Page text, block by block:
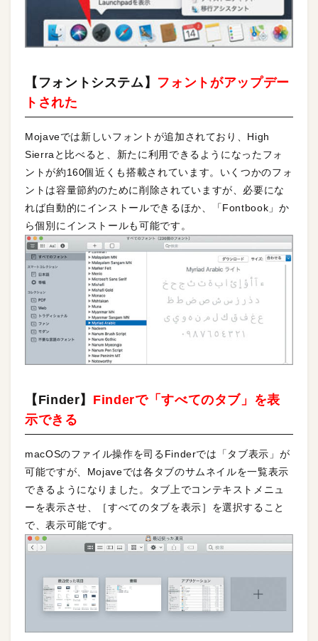
【フォントシステム】 フォントがアップデー
トされた
Mojaveでは新しいフォントが追加されており、High
Sierraと比べると、新たに利用できるようになったフォ
ントが約160個近くも搭載されています。いくつかのフォ
ントは容量節約のために削除されていますが、必要にな
れば自動的にインストールできるほか、「Fontbook」か
ら個別にインストールも可能です。
【Finder】 Finderで「すべてのタブ」を表
示できる
macOSのファイル操作を司るFinderでは「タブ表示」が
可能ですが、Mojaveでは各タブのサムネイルを一覧表示
できるようになりました。タブ上でコンテキストメニュ
ーを表示させ、［すべてのタブを表示］を選択すること
で、表示可能です。